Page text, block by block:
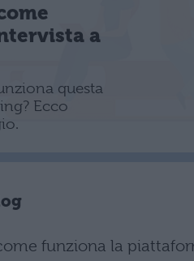
a
questa
Ecco
funziona la